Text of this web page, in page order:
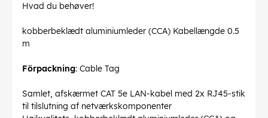
Hvad du behøver!
kobberbeklædt aluminiumleder (CCA) Kabellængde 0.5
m
Förpackning: Cable Tag
Samlet, afskærmet CAT 5e LAN-kabel med 2x RJ45-stik
til tilslutning af netværkskomponenter